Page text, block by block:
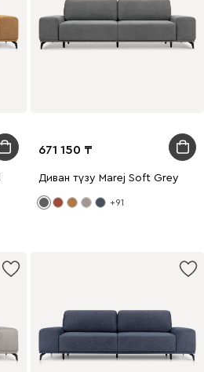
671 150
Диван түзу Marej Soft Grey
+91